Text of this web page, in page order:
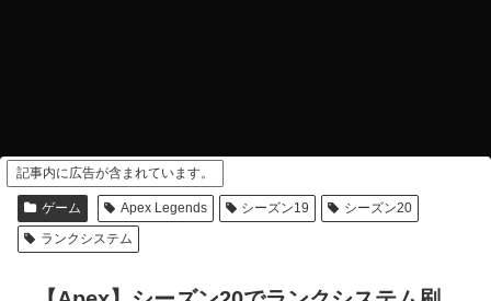
記事内に広告が含まれています。
ゲーム Apex Legends シーズン19
シーズン20
ランクシステム